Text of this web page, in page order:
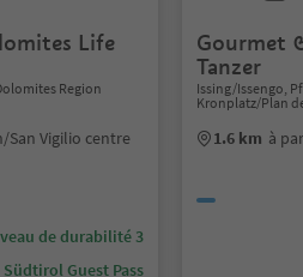
Life
Region
San Vigilio centre
de durabilité 3
Südtirol Guest Pass
Gourmet
Tanzer
Issing/Issengo,
Kronplatz/Plan
1.6 km à